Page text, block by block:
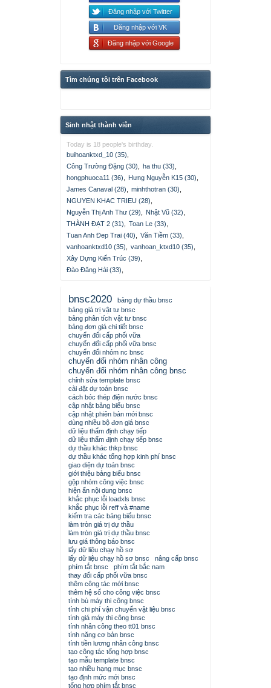
Đăng nhập với Twitter
Đăng nhập với VK
Đăng nhập với Google
Tìm chúng tôi trên Facebook
Sinh nhật thành viên
Today is 18 people's birthday.
buihoanktxd_10 (35)
Công Trường Đặng (30)
ha thu (33)
hongphuoca11 (36)
Hưng Nguyễn K15 (30)
James Canaval (28)
minhthotran (30)
NGUYEN KHAC TRIEU (28)
Nguyễn Thị Anh Thư (29)
Nhật Vũ (32)
THÀNH ĐẠT 2 (31)
Toan Le (33)
Tuan Anh Đep Trai (40)
Văn Tiềm (33)
vanhoanktxd10 (35)
vanhoan_ktxd10 (35)
Xây Dựng Kiến Trúc (39)
Đào Đăng Hải (33)
bnsc2020
bảng dự thầu bnsc
bảng giá trị vật tư bnsc
bảng phân tích vật tư bnsc
bảng đơn giá chi tiết bnsc
chuyển đổi cấp phối vữa
chuyển đổi cấp phối vữa bnsc
chuyển đổi nhóm nc bnsc
chuyển đổi nhóm nhân công
chuyển đổi nhóm nhân công bnsc
chỉnh sửa template bnsc
cài đặt dự toán bnsc
cách bóc thép điện nước bnsc
cập nhật bảng biểu bnsc
cập nhật phiên bản mới bnsc
dùng nhiều bộ đơn giá bnsc
dữ liệu thẩm định chạy tiếp
dữ liệu thẩm định chạy tiếp bnsc
dự thầu khác thkp bnsc
dự thầu khác tổng hợp kinh phí bnsc
giao diện dự toán bnsc
giới thiệu bảng biểu bnsc
gộp nhóm công việc bnsc
hiện ẩn nội dung bnsc
khắc phục lỗi loadxls bnsc
khắc phục lỗi reff và #name
kiểm tra các bảng biểu bnsc
làm tròn giá trị dự thầu
làm tròn giá trị dự thầu bnsc
lưu giá thông báo bnsc
lấy dữ liệu chạy hồ sơ
lấy dữ liệu chạy hồ sơ bnsc
nâng cấp bnsc
phím tắt bnsc
phím tắt bắc nam
thay đổi cấp phối vữa bnsc
thêm công tác mới bnsc
thêm hệ số cho công việc bnsc
tính bù máy thi công bnsc
tính chi phí vận chuyển vật liệu bnsc
tính giá máy thi công bnsc
tính nhân công theo tt01 bnsc
tính năng cơ bản bnsc
tính tiền lương nhân công bnsc
tạo công tác tổng hợp bnsc
tạo mẫu template bnsc
tạo nhiều hạng mục bnsc
tạo định mức mới bnsc
tổng hợp phím tắt bnsc